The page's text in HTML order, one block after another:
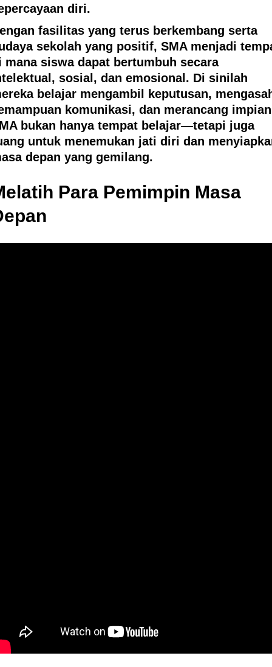
diri.
fasilitas yang terus berkembang serta
sekolah yang positif, SMA menjadi
mana siswa dapat bertumbuh secara
sosial, dan emosional. Di sinilah
belajar mengambil keputusan,
komunikasi, dan merancang
bukan hanya tempat belajar—tetapi juga
untuk menemukan jati diri dan
depan yang gemilang.
Para Pemimpin Masa